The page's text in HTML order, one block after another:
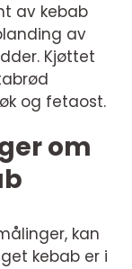
av kebab
av
Kjøttet
og fetaost.
om
kan
kebab er i